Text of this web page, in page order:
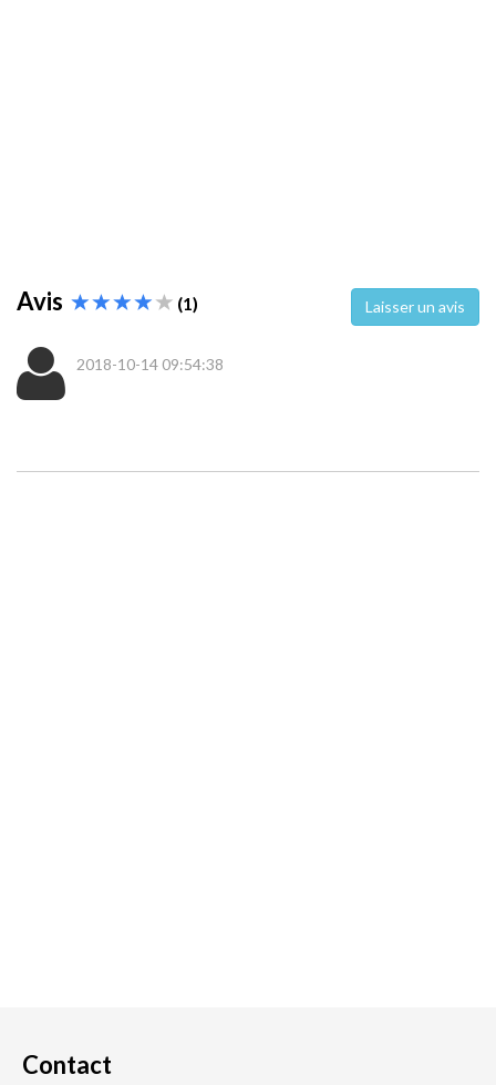
Avis (1) Laisser un avis
2018-10-14 09:54:38
Contact